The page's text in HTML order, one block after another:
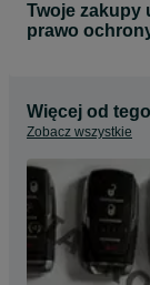
Twoje zakupy
prawo
Więcej od
Zobacz wszystkie